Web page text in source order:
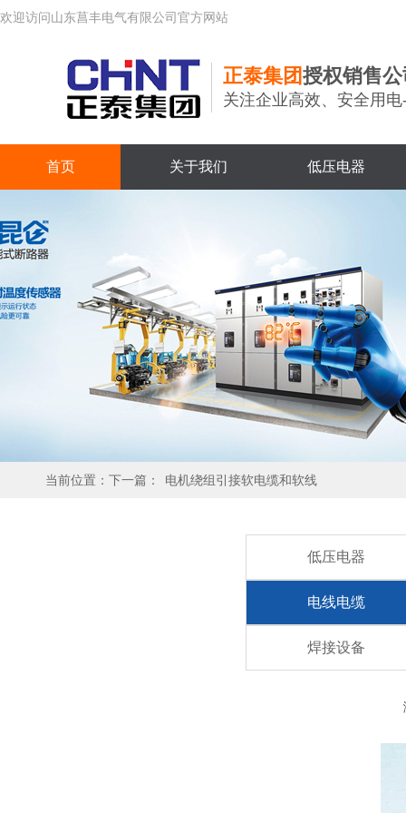
欢迎访问山东菖丰电气有限公司官方网站
正泰集团授权销售
关注企业高效、安全用
首页 关于我们 低压电器
当前位置：下一篇： 电机绕组引接软电缆和软线
低压电器
电线电缆
焊接设备